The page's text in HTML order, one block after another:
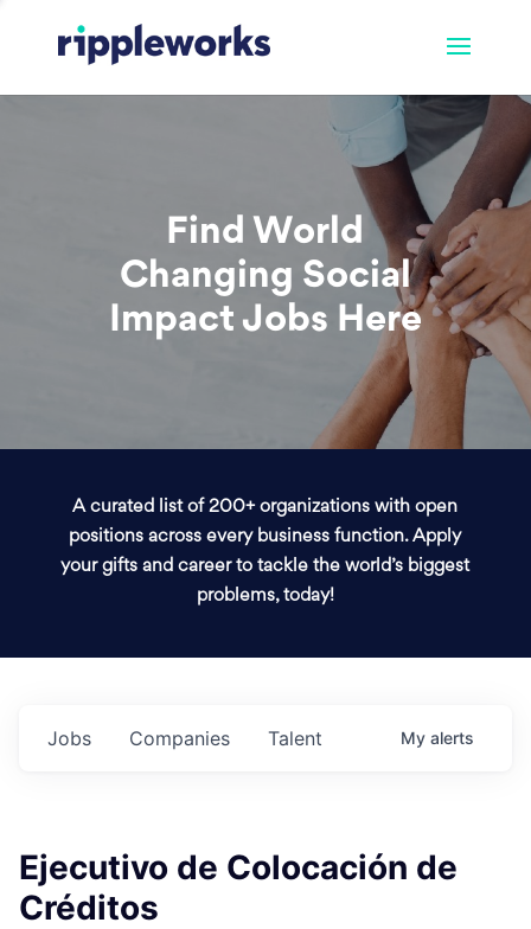
Find World
Changing Social
Impact Jobs Here
A curated list of 200+ organizations with open
positions across every business function. Apply
your gifts and career to tackle the world’s biggest
problems, today!
Jobs Companies Talent My alerts
Ejecutivo de Colocación de
Créditos